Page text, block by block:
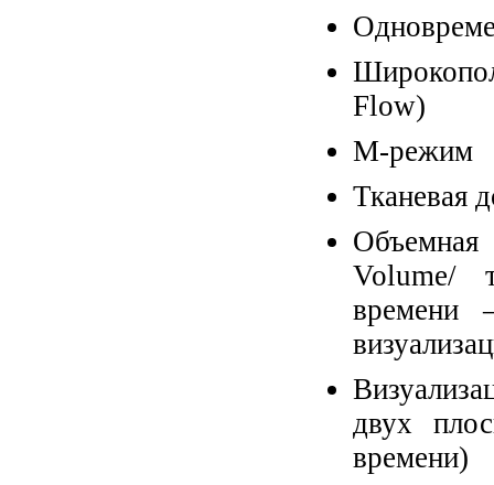
Flow)
M-режим
Тканевая
Volume/
времени
двух
времени)